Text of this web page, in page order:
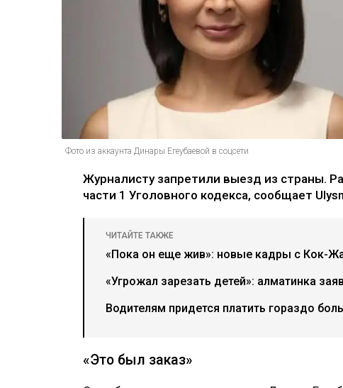
Фото из аккаунта Динары Егеубаевой в соцсети
Журналисту запретили выезд из страны.
части 1 Уголовного кодекса, сообщает
ЧИТАЙТЕ ТАКЖЕ
«Пока он еще жив»: новые кадры с Кок-
«Угрожал зарезать детей»: алматинка
Водителям придется платить гораздо
«Это был заказ»